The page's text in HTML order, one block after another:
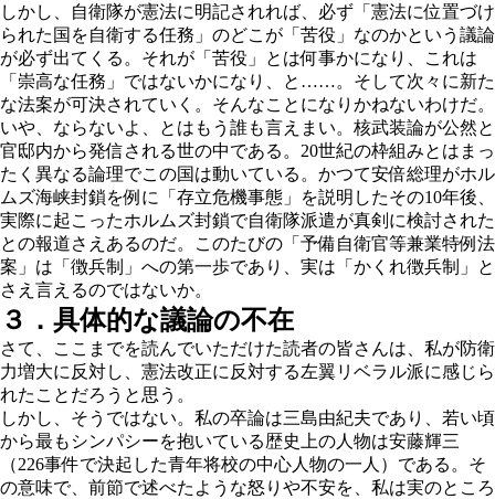
しかし、自衛隊が憲法に明記されれば、必ず「憲法に位置づけ
られた国を自衛する任務」のどこが「苦役」なのかという議論
が必ず出てくる。それが「苦役」とは何事かになり、これは
「崇高な任務」ではないかになり、と……。そして次々に新た
な法案が可決されていく。そんなことになりかねないわけだ。
いや、ならないよ、とはもう誰も言えまい。核武装論が公然と
官邸内から発信される世の中である。20世紀の枠組みとはまっ
たく異なる論理でこの国は動いている。かつて安倍総理がホル
ムズ海峡封鎖を例に「存立危機事態」を説明したその10年後、
実際に起こったホルムズ封鎖で自衛隊派遣が真剣に検討された
との報道さえあるのだ。このたびの「予備自衛官等兼業特例法
案」は「徴兵制」への第一歩であり、実は「かくれ徴兵制」と
さえ言えるのではないか。
３．具体的な議論の不在
さて、ここまでを読んでいただけた読者の皆さんは、私が防衛
力増大に反対し、憲法改正に反対する左翼リベラル派に感じら
れたことだろうと思う。
しかし、そうではない。私の卒論は三島由紀夫であり、若い頃
から最もシンパシーを抱いている歴史上の人物は安藤輝三
（226事件で決起した青年将校の中心人物の一人）である。そ
の意味で、前節で述べたような怒りや不安を、私は実のところ